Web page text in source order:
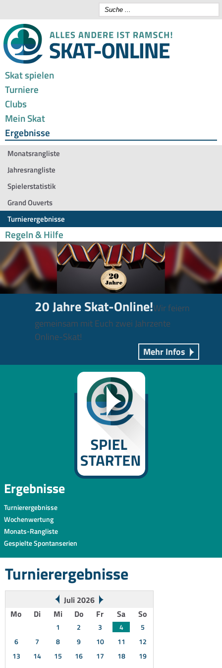
Skat spielen
Turniere
Clubs
Mein Skat
Ergebnisse
Monatsrangliste
Jahresrangliste
Spielerstatistik
Grand Ouverts
Turnierergebnisse
Regeln & Hilfe
20 Jahre Skat-Online!Wir feiern
gemeinsam mit Euch zwei Jahrzente
Online-Skat!
Mehr Infos
Ergebnisse
Turnierergebnisse
Wochenwertung
Monats-Rangliste
Gespielte Spontanserien
Turnierergebnisse
Juli 2026
Mo
Di Mi Do Fr Sa So
1 2 3 4
5
6
7 8 9 10 11
12
13
14 15 16 17 18
19